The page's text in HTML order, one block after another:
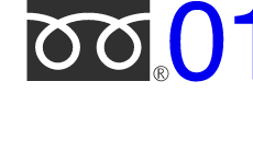
フ
リ
ー